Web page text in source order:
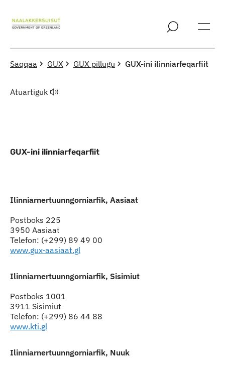
Saqqaa GUX GUX pillugu GUX-ini ilinniarfeqarfiit
Atuartiguk
GUX-ini ilinniarfeqarfiit
Ilinniarnertuunngorniarfik, Aasiaat
Ilinniarnertuunngorniarfik, Aasiaat
Postboks 225
3950 Aasiaat
Telefon: (+299) 89 49 00
www.gux-aasiaat.gl
Ilinniarnertuunngorniarfik, Sisimiut
Ilinniarnertuunngorniarfik, Sisimiut
Postboks 1001
3911 Sisimiut
Telefon: (+299) 86 44 88
www.kti.gl
Ilinniarnertuunngorniarfik, Nuuk
Ilinniarnertuunngorniarfik, Nuuk